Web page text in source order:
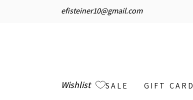
efisteiner10@gmail.com
Wishlist GIFT CARD
SALE